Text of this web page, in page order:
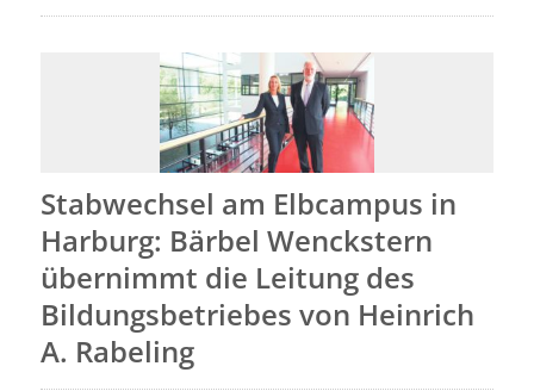
Stabwechsel am Elbcampus in
Harburg: Bärbel Wenckstern
übernimmt die Leitung des
Bildungsbetriebes von Heinrich
A. Rabeling